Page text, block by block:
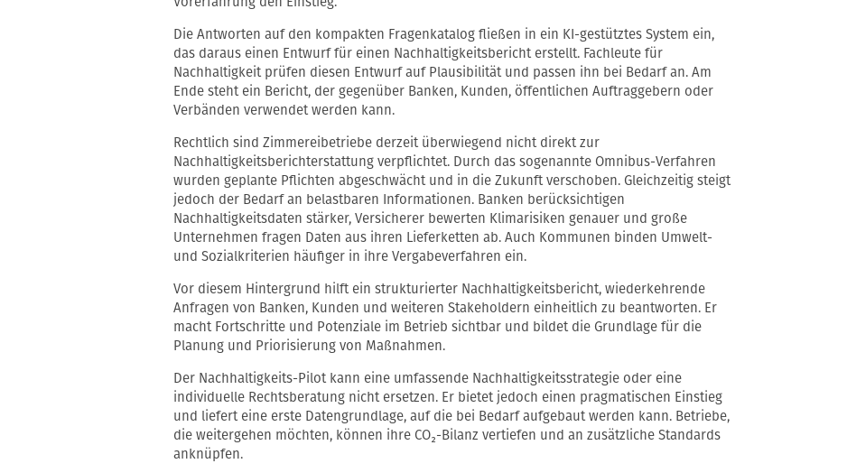
Die Antworten auf den kompakten Fragenkatalog fließen in ein KI-gestütztes System ein,
das daraus einen Entwurf für einen Nachhaltigkeitsbericht erstellt. Fachleute für
Nachhaltigkeit prüfen diesen Entwurf auf Plausibilität und passen ihn bei Bedarf an. Am
Ende steht ein Bericht, der gegenüber Banken, Kunden, öffentlichen Auftraggebern oder
Verbänden verwendet werden kann.
Rechtlich sind Zimmereibetriebe derzeit überwiegend nicht direkt zur
Nachhaltigkeitsberichterstattung verpflichtet. Durch das sogenannte Omnibus-Verfahren
wurden geplante Pflichten abgeschwächt und in die Zukunft verschoben. Gleichzeitig steigt
jedoch der Bedarf an belastbaren Informationen. Banken berücksichtigen
Nachhaltigkeitsdaten stärker, Versicherer bewerten Klimarisiken genauer und große
Unternehmen fragen Daten aus ihren Lieferketten ab. Auch Kommunen binden Umwelt-
und Sozialkriterien häufiger in ihre Vergabeverfahren ein.
Vor diesem Hintergrund hilft ein strukturierter Nachhaltigkeitsbericht, wiederkehrende
Anfragen von Banken, Kunden und weiteren Stakeholdern einheitlich zu beantworten. Er
macht Fortschritte und Potenziale im Betrieb sichtbar und bildet die Grundlage für die
Planung und Priorisierung von Maßnahmen.
Der Nachhaltigkeits-Pilot kann eine umfassende Nachhaltigkeitsstrategie oder eine
individuelle Rechtsberatung nicht ersetzen. Er bietet jedoch einen pragmatischen Einstieg
und liefert eine erste Datengrundlage, auf die bei Bedarf aufgebaut werden kann. Betriebe,
die weitergehen möchten, können ihre CO₂-Bilanz vertiefen und an zusätzliche Standards
anknüpfen.